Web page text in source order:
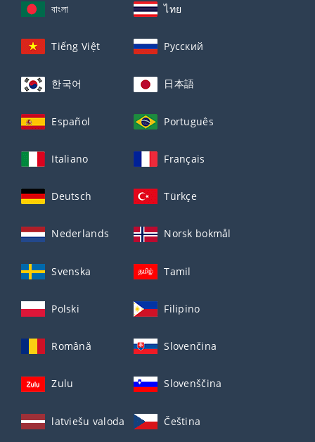
বাংলা ไทย
Tiếng Việt Русский
한국어 日本語
Español Português
Italiano Français
Deutsch Türkçe
Nederlands Norsk bokmål
Svenska Tamil
Polski Filipino
Română Slovenčina
Zulu Slovenščina
latviešu valoda Čeština